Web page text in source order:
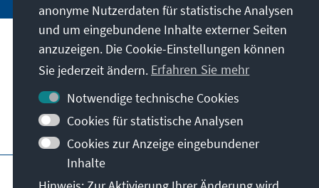
Anschrift
Kontakt
Besuchen Sie auch
Hauptseite der KAS
anonyme Nutzerdaten für statistische Analysen
und um eingebundene Inhalte externer Seiten
anzuzeigen. Die Cookie-Einstellungen können
Sie jederzeit ändern. Erfahren Sie mehr
Notwendige technische Cookies
Cookies für statistische Analysen
Cookies zur Anzeige eingebundener
Inhalte